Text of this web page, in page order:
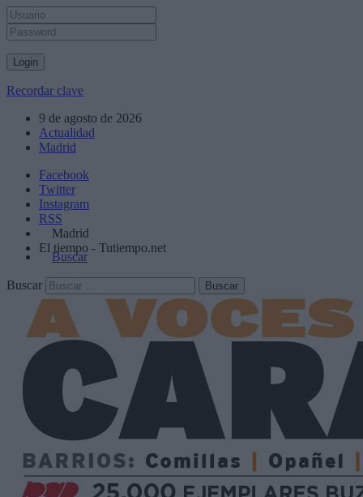
Recordar clave
9 de agosto de 2026
Actualidad
Madrid
Facebook
Twitter
Instagram
RSS
Madrid
El tiempo - Tutiempo.net
Buscar
Buscar